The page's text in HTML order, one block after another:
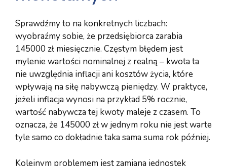
Sprawdźmy to na konkretnych liczbach:
wyobraźmy sobie, że przedsiębiorca zarabia
145000 zł miesięcznie. Częstym błędem jest
mylenie wartości nominalnej z realną – kwota ta
nie uwzględnia inflacji ani kosztów życia, które
wpływają na siłę nabywczą pieniędzy. W praktyce,
jeżeli inflacja wynosi na przykład 5% rocznie,
wartość nabywcza tej kwoty maleje z czasem. To
oznacza, że 145000 zł w jednym roku nie jest warte
tyle samo co dokładnie taka sama suma rok później.
Kolejnym problemem jest zamiana jednostek